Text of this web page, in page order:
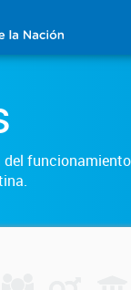
del